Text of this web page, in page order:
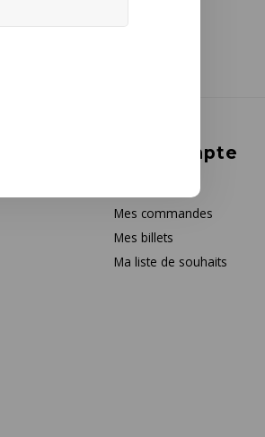
Mon compte
Mes commandes
Mes billets
Ma liste de souhaits